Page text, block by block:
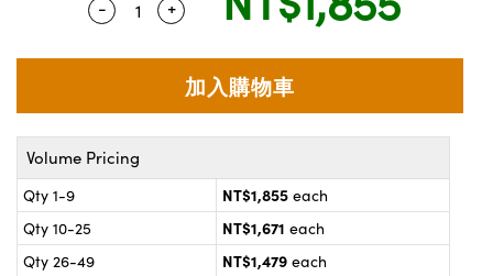
and Couplers | 中繼鏡或耦合鏡
Microscopes | 袖珍顯微鏡
鏡
放大鏡
Interface Cameras | 高速接口相
| 模擬相機
| 成像系統
Labs™
Quantity Selector
- Use the plus and minus buttons to
+
Volume Pricing
Qty 1-9 NT$1,855 each
Qty 10-25
NT$1,671 each
Qty 26-49
NT$1,479 each